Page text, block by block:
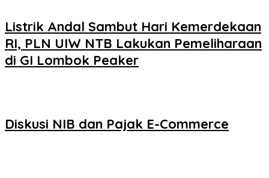
Listrik Andal Sambut Hari Kemerdekaan
RI, PLN UIW NTB Lakukan Pemeliharaan
di GI Lombok Peaker
Diskusi NIB dan Pajak E-Commerce